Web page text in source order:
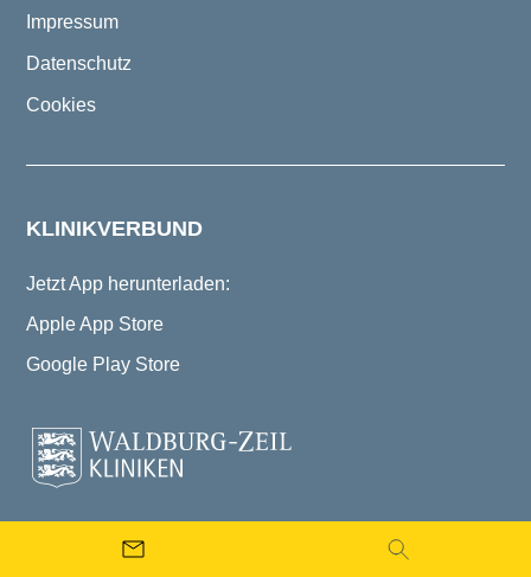
Impressum
Datenschutz
Cookies
KLINIKVERBUND
Jetzt App herunterladen:
Apple App Store
Google Play Store